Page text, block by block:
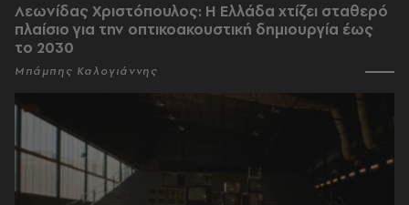
Λεωνίδας Χριστόπουλος: Η Ελλάδα χτίζει σταθερό
πλαίσιο για την οπτικοακουστική δημιουργία έως
το 2030
Μπάμπης Καλογιάννης